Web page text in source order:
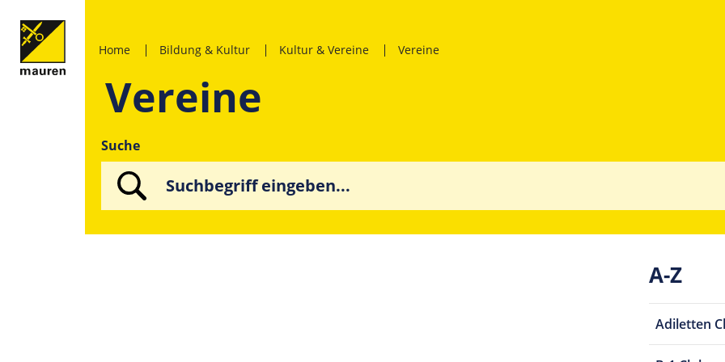
Home Bildung & Kultur Kultur & Vereine Vereine
Vereine
Suche
A-Z
Adiletten